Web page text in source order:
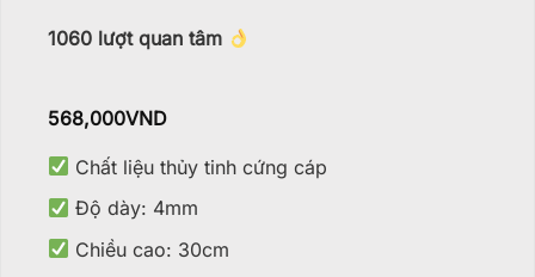
1060 lượt quan tâm
568,000VND
Chất liệu thủy tinh cứng cáp
Độ dày: 4mm
Chiều cao: 30cm